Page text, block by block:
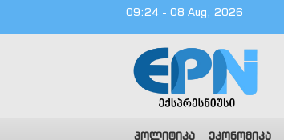
09:24 - 08 Aug, 2026
პოლიტიკა ეკონომიკა